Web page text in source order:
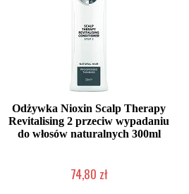
Odżywka Nioxin Scalp Therapy
Revitalising 2 przeciw wypadaniu
do włosów naturalnych 300ml
74,80 zł